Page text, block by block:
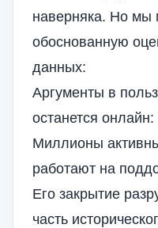
наверняка. Но мы
обоснованную
данных:
Аргументы в
останется онлайн:
Миллионы
работают на
Его закрытие
часть